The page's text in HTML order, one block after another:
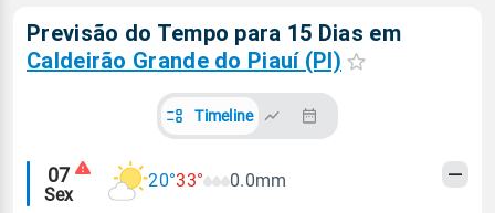
Previsão do Tempo para 15 Dias em
Caldeirão Grande do Piauí (PI)
Timeline
Alertas
meteorológicos
07
Sex
20°33° 0.0mm